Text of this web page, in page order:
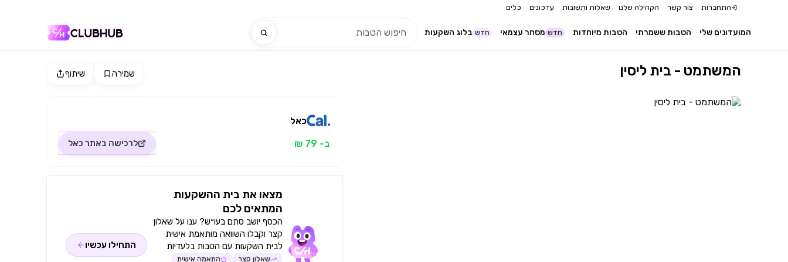
התחברות צור קשר הקהילה שלנו שאלות ותשובות עדכונים כלים
בלוג השקעות חדש מסחר עצמאי חדש הטבות מיוחדות הטבות ששמרתי המועדונים שלי
שיתוף שמירה המשתמט - בית ליסין
כאל
ב- 79 ₪ לרכישה באתר כאל
מצאו את בית ההשקעות
המתאים לכם
הכסף יושב סתם בעו״ש? ענו על שאלון
קצר וקבלו השוואה מותאמת אישית
לבית השקעות עם הטבות בלעדיות
שאלון קצר
התאמה אישית
התחילו עכשיו